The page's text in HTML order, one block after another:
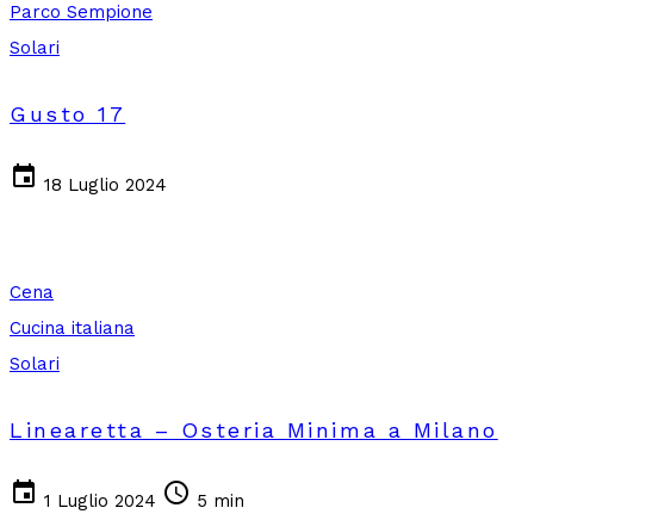
Parco Sempione
Solari
Gusto 17
event 18 Luglio 2024
Cena
Cucina italiana
Solari
Linearetta – Osteria Minima a Milano
event 1 Luglio 2024 schedule 5 min